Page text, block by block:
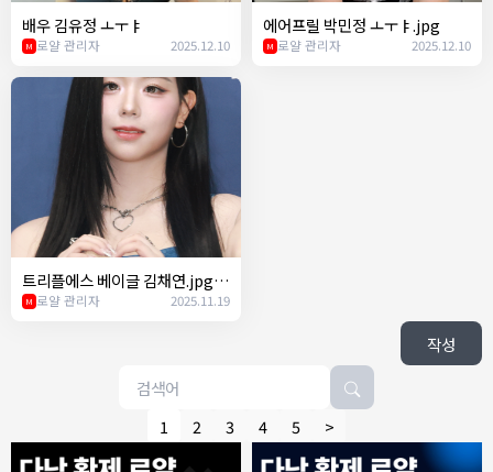
배우 김유정 ㅗㅜㅑ
M 로얄 관리자 2025.12.10
에어프릴 박민정 ㅗㅜㅑ.jpg
M 로얄 관리자 2025.12.10
트리플에스 베이글 김채연.jpg
ㄷㄷ
M 로얄 관리자 2025.11.19
작성
1 2 3 4 5 >